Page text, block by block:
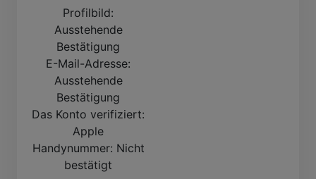
Profilbild:
Ausstehende
Bestätigung
E-Mail-Adresse:
Ausstehende
Bestätigung
Das Konto verifiziert:
Apple
Handynummer: Nicht
bestätigt